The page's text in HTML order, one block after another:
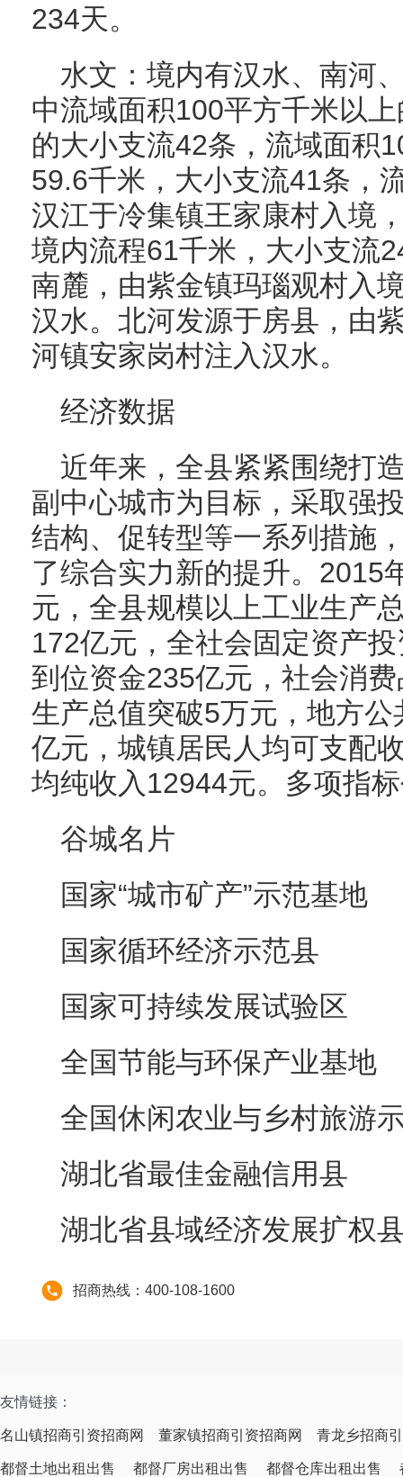
234天。
水文：境内有汉水、南河
中流域面积100平方千米以
的大小支流42条，流域面积
59.6千米，大小支流41条，
汉江于冷集镇王家康村入境
境内流程61千米，大小支流
南麓，由紫金镇玛瑙观村入
汉水。北河发源于房县，由
河镇安家岗村注入汉水。
经济数据
近年来，全县紧紧围绕打
副中心城市为目标，采取强
结构、促转型等一系列措施
了综合实力新的提升。2015
元，全县规模以上工业生产
172亿元，全社会固定资产
到位资金235亿元，社会消
生产总值突破5万元，地方
亿元，城镇居民人均可支配
均纯收入12944元。多项指
谷城名片
国家“城市矿产”示范基地
国家循环经济示范县
国家可持续发展试验区
全国节能与环保产业基地
全国休闲农业与乡村旅游
湖北省最佳金融信用县
湖北省县域经济发展扩权
招商热线：400-108-1600
友情链接：
名山镇招商引资招商网 董家镇招商引资招商网 青龙乡招商
都督土地出租出售 都督厂房出租出售 都督仓库出租出售